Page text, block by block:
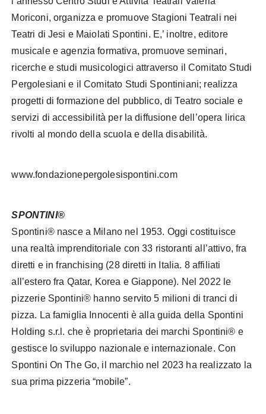
Moriconi, organizza e promuove Stagioni Teatrali nei
Teatri di Jesi e Maiolati Spontini. E,’ inoltre, editore
musicale e agenzia formativa, promuove seminari,
ricerche e studi musicologici attraverso il Comitato Studi
Pergolesiani e il Comitato Studi Spontiniani; realizza
progetti di formazione del pubblico, di Teatro sociale e
servizi di accessibilità per la diffusione dell’opera lirica
rivolti al mondo della scuola e della disabilità.
www.fondazionepergolesispontini.com
SPONTINI®
Spontini® nasce a Milano nel 1953. Oggi costituisce
una realtà imprenditoriale con 33 ristoranti all’attivo, fra
diretti e in franchising (28 diretti in Italia. 8 affiliati
all’estero fra Qatar, Korea e Giappone). Nel 2022 le
pizzerie Spontini® hanno servito 5 milioni di tranci di
pizza. La famiglia Innocenti è alla guida della Spontini
Holding s.r.l. che è proprietaria dei marchi Spontini® e
gestisce lo sviluppo nazionale e internazionale. Con
Spontini On The Go, il marchio nel 2023 ha realizzato la
sua prima pizzeria “mobile”.